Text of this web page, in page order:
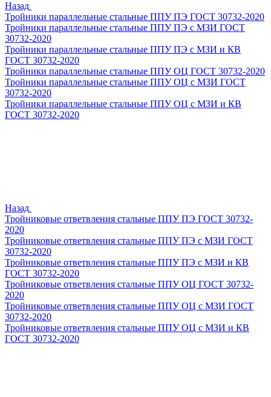
Назад
Тройники параллельные стальные ППУ ПЭ ГОСТ 30732-2020
Тройники параллельные стальные ППУ ПЭ с МЗИ ГОСТ
30732-2020
Тройники параллельные стальные ППУ ПЭ с МЗИ и КВ
ГОСТ 30732-2020
Тройники параллельные стальные ППУ ОЦ ГОСТ 30732-2020
Тройники параллельные стальные ППУ ОЦ с МЗИ ГОСТ
30732-2020
Тройники параллельные стальные ППУ ОЦ с МЗИ и КВ
ГОСТ 30732-2020
Назад
Тройниковые ответвления стальные ППУ ПЭ ГОСТ 30732-
2020
Тройниковые ответвления стальные ППУ ПЭ с МЗИ ГОСТ
30732-2020
Тройниковые ответвления стальные ППУ ПЭ с МЗИ и КВ
ГОСТ 30732-2020
Тройниковые ответвления стальные ППУ ОЦ ГОСТ 30732-
2020
Тройниковые ответвления стальные ППУ ОЦ с МЗИ ГОСТ
30732-2020
Тройниковые ответвления стальные ППУ ОЦ с МЗИ и КВ
ГОСТ 30732-2020